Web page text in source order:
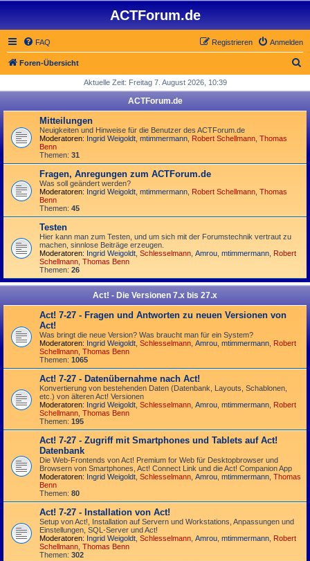
ACTForum.de
FAQ Anmelden
Registrieren
Foren-Übersicht
h
Aktuelle Zeit: Freitag 7. August 2026, 10:39
ACTForum.de
Mitteilungen
Neuigkeiten und Hinweise für die Benutzer des ACTForum.de
Moderatoren: Ingrid Weigoldt mtimmermann Robert Schellmann Thomas
Benn
Themen: 31
Fragen, Anregungen zum ACTForum.de
Was soll geändert werden?
Moderatoren: Ingrid Weigoldt mtimmermann Robert Schellmann Thomas
Benn
Themen: 45
Testen
Hier kann man zum Testen, und um sich mit der Forumstechnik vertraut zu
machen, sinnlose Beiträge erzeugen.
Moderatoren: Ingrid Weigoldt Schlesselmann Amrou mtimmermann Robert
Schellmann Thomas Benn
Themen: 26
Act! - Die Versionen 7.x bis 27.x
Act! 7-27 - Fragen und Antworten zu neuen Versionen von
Act!
Was bringt die neue Version? Was braucht man für ein System?
Moderatoren: Ingrid Weigoldt Schlesselmann Amrou mtimmermann Robert
Schellmann Thomas Benn
Themen: 1065
Act! 7-27 - Datenübernahme nach Act!
Konvertierung von bestehenden Daten (Datenbank, Layouts, Schablonen,
etc.) von älteren Act! Versionen
Moderatoren: Ingrid Weigoldt Schlesselmann Amrou mtimmermann Robert
Schellmann Thomas Benn
Themen: 195
Act! 7-27 - Zugriff mit Smart­phones und Tablets auf Act!
Datenbank
Die Web-Frontends von Act! Premium for Web für Desktop­browser und
Browsern von Smart­phones, Act! Connect Link und die Act! Companion App
Moderatoren: Ingrid Weigoldt Schlesselmann Amrou mtimmermann Thomas
Benn
Themen: 80
Act! 7-27 - Installation von Act!
Setup von Act!, Installation auf Servern und Workstations, Anpassungen und
Einstellungen, SQL-Server und Act!
Moderatoren: Ingrid Weigoldt Schlesselmann Amrou mtimmermann Robert
Schellmann Thomas Benn
Themen: 302